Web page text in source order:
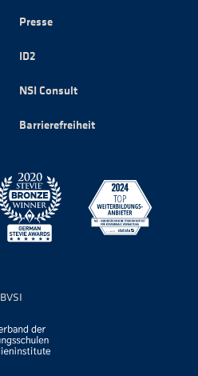
Presse
ID2
NSI Consult
Barrierefreiheit